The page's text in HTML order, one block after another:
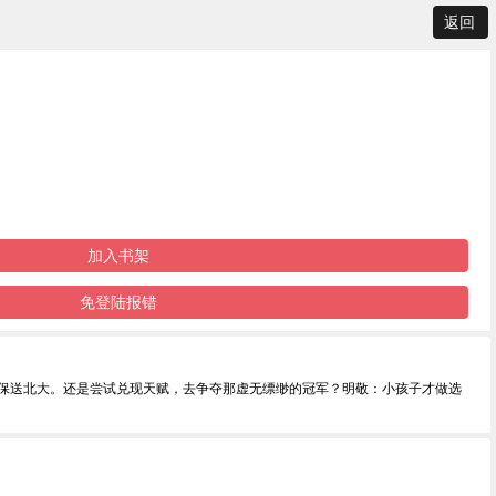
返回
加入书架
免登陆报错
北大。还是尝试兑现天赋，去争夺那虚无缥缈的冠军？明敬：小孩子才做选